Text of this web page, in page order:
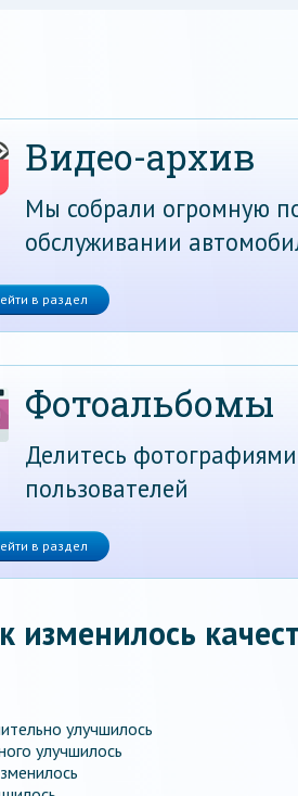
Видео-архив
Мы собрали огромную
обслуживании
в раздел
Фотоальбомы
Делитесь
пользователей
в раздел
изменилось
улучшилось
улучшилось